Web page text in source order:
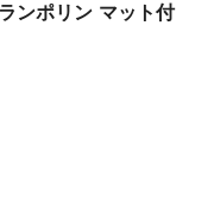
ンポリン マット付